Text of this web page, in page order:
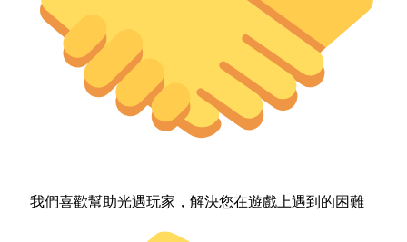
我們喜歡幫助光遇玩家，解決您在遊戲上遇到的困難